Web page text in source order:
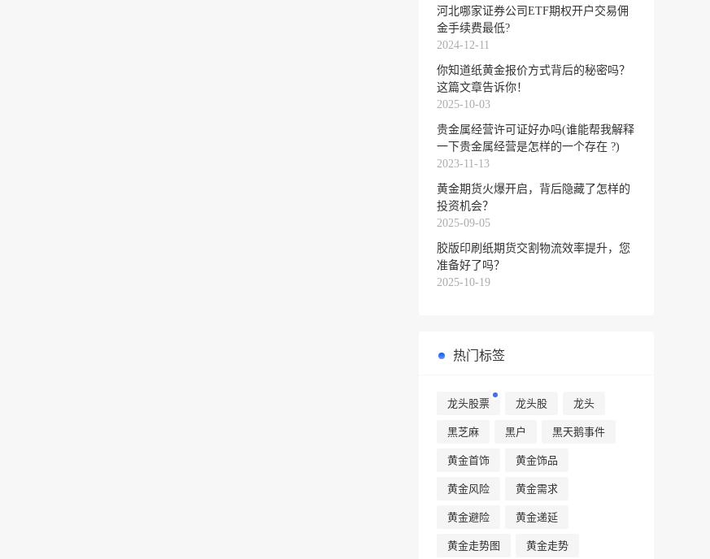
河北哪家证券公司ETF期权开户交易佣
金手续费最低?
2024-12-11
你知道纸黄金报价方式背后的秘密吗？
这篇文章告诉你！
2025-10-03
贵金属经营许可证好办吗(谁能帮我解释
一下贵金属经营是怎样的一个存在 ?)
2023-11-13
黄金期货火爆开启，背后隐藏了怎样的
投资机会？
2025-09-05
胶版印刷纸期货交割物流效率提升，您
准备好了吗？
2025-10-19
热门标签
龙头股票 龙头股 龙头
黑芝麻 黑户 黑天鹅事件
黄金首饰 黄金饰品
黄金风险 黄金需求
黄金避险 黄金递延
黄金走势图 黄金走势